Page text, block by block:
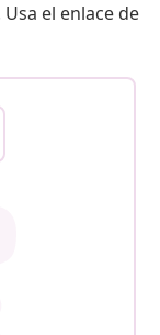
el enlace de